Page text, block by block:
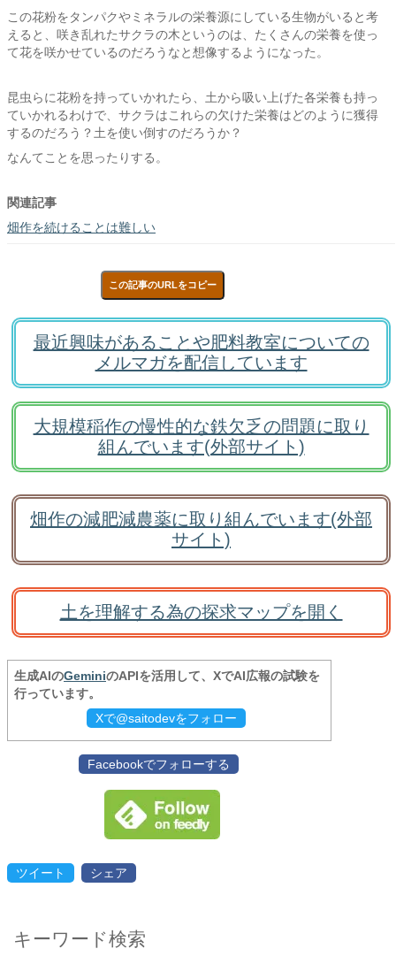
この花粉をタンパクやミネラルの栄養源にしている生物がいると考
えると、咲き乱れたサクラの木というのは、たくさんの栄養を使っ
て花を咲かせているのだろうなと想像するようになった。
昆虫らに花粉を持っていかれたら、土から吸い上げた各栄養も持っ
ていかれるわけで、サクラはこれらの欠けた栄養はどのように獲得
するのだろう？土を使い倒すのだろうか？
なんてことを思ったりする。
関連記事
畑作を続けることは難しい
この記事のURLをコピー
最近興味があることや肥料教室についての
メルマガを配信しています
大規模稲作の慢性的な鉄欠乏の問題に取り
組んでいます(外部サイト)
畑作の減肥減農薬に取り組んでいます(外部
サイト)
土を理解する為の探求マップを開く
生成AIのGeminiのAPIを活用して、XでAI広報の試験を
行っています。
Xで@saitodevをフォロー
Facebookでフォローする
ツイート シェア
キーワード検索